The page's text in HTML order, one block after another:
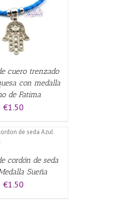
cuero trenzado
con medalla
de Fatima
€1.50
cordón de seda
Sueña
€1.50